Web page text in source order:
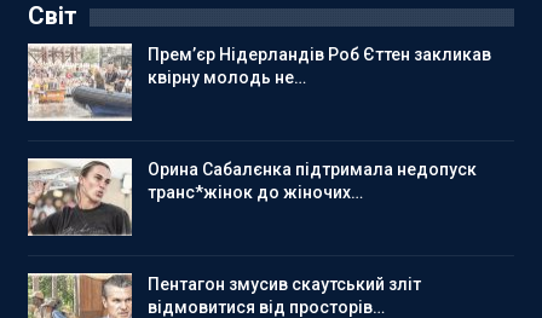
Світ
Прем’єр Нідерландів Роб Єттен закликав
квірну молодь не…
Орина Сабалєнка підтримала недопуск
транс*жінок до жіночих…
Пентагон змусив скаутський зліт
відмовитися від просторів…